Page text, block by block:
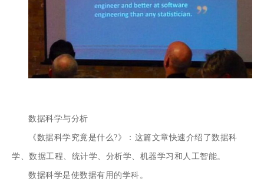
数据科学与分析
《数据科学究竟是什么?》：这篇文章快速介绍了数据科
学、数据工程、统计学、分析学、机器学习和人工智能。
数据科学是使数据有用的学科。